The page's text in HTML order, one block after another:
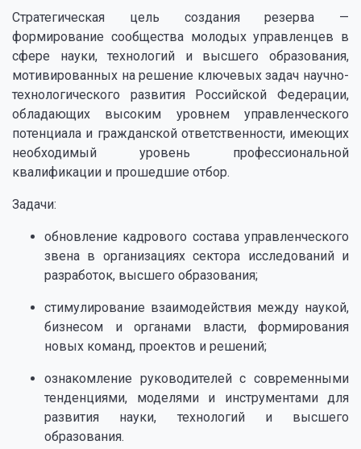
Стратегическая цель создания резерва —
формирование сообщества молодых управленцев в
сфере науки, технологий и высшего образования,
мотивированных на решение ключевых задач научно-
технологического развития Российской Федерации,
обладающих высоким уровнем управленческого
потенциала и гражданской ответственности, имеющих
необходимый уровень профессиональной
квалификации и прошедшие отбор.
Задачи:
обновление кадрового состава управленческого
звена в организациях сектора исследований и
разработок, высшего образования;
стимулирование взаимодействия между наукой,
бизнесом и органами власти, формирования
новых команд, проектов и решений;
ознакомление руководителей с современными
тенденциями, моделями и инструментами для
развития науки, технологий и высшего
образования.